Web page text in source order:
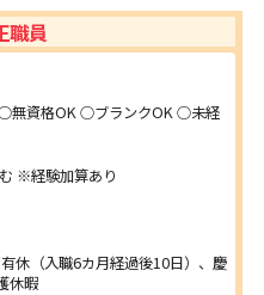
職員
無資格OK ○ブランクOK ○未経
※経験加算あり
休（入職6カ月経過後10日）、慶
休暇